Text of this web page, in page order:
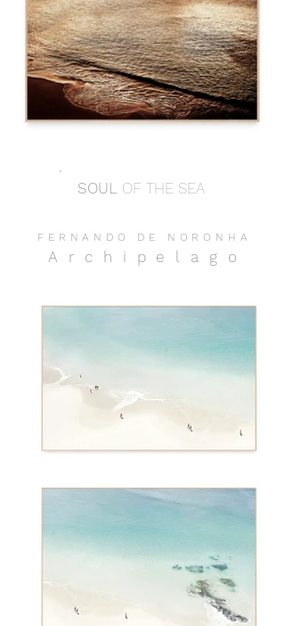
SOUL OF THE SEA
FERNANDO DE NORONH A
Archipelag o